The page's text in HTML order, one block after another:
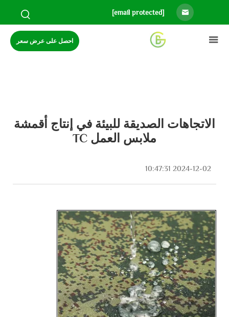
[email protected]
احصل على عرض سعر
الاتجاهات الصديقة للبيئة في إنتاج أقمشة
ملابس العمل TC
2024-12-02 10:47:31